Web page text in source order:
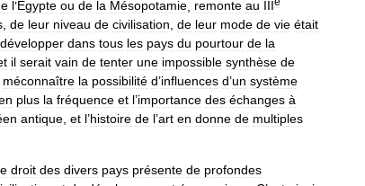
l’Égypte ou de la Mésopotamie remonte au III
, de leur niveau de civilisation, de leur mode de vie était
développer dans tous les pays du pourtour de la
il serait vain de tenter une impossible synthèse de
méconnaître la possibilité d’influences d’un système
plus la fréquence et l’importance des échanges à
antique, et l’histoire de l’art en donne de multiples
droit des divers pays présente de profondes